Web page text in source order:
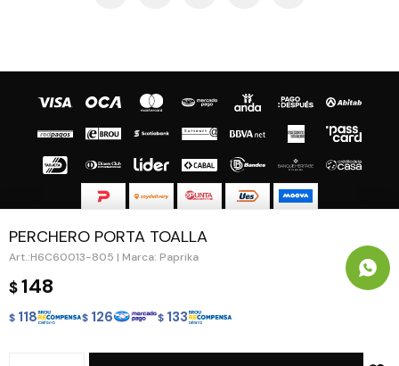
PERCHERO PORTA TOALLA
H6C60013-805 | Marca: Paprika
$148
$ 118 $ 126 $ 133
© Copyright 2026 / Guapa - Paprika